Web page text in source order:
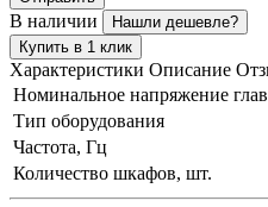
В наличии
Нашли дешевле?
Купить в 1 клик
Характеристики Описание
Номинальное напряжение
Тип оборудования
Частота, Гц
Количество шкафов, шт.